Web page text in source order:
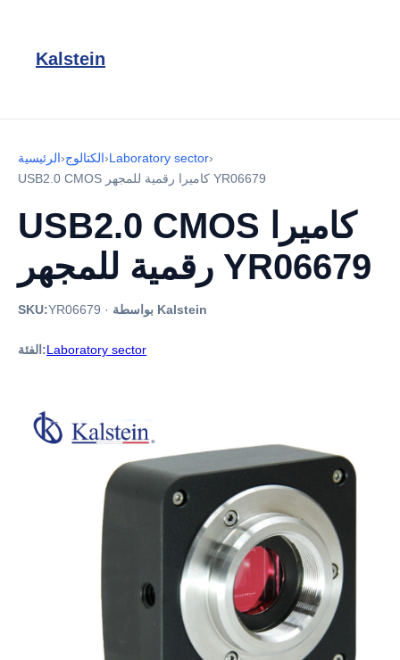
Kalstein
الرئيسية›الكتالوج›Laboratory sector›
USB2.0 CMOS كاميرا رقمية للمجهر YR06679
USB2.0 CMOS كاميرا
رقمية للمجهر YR06679
SKU:YR06679 · بواسطة Kalstein
الفئة:Laboratory sector